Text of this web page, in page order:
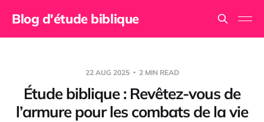
Blog d'étude biblique
22 AUG 2025 2 MIN READ
Étude biblique : Revêtez-vous de
l’armure pour les combats de la vie